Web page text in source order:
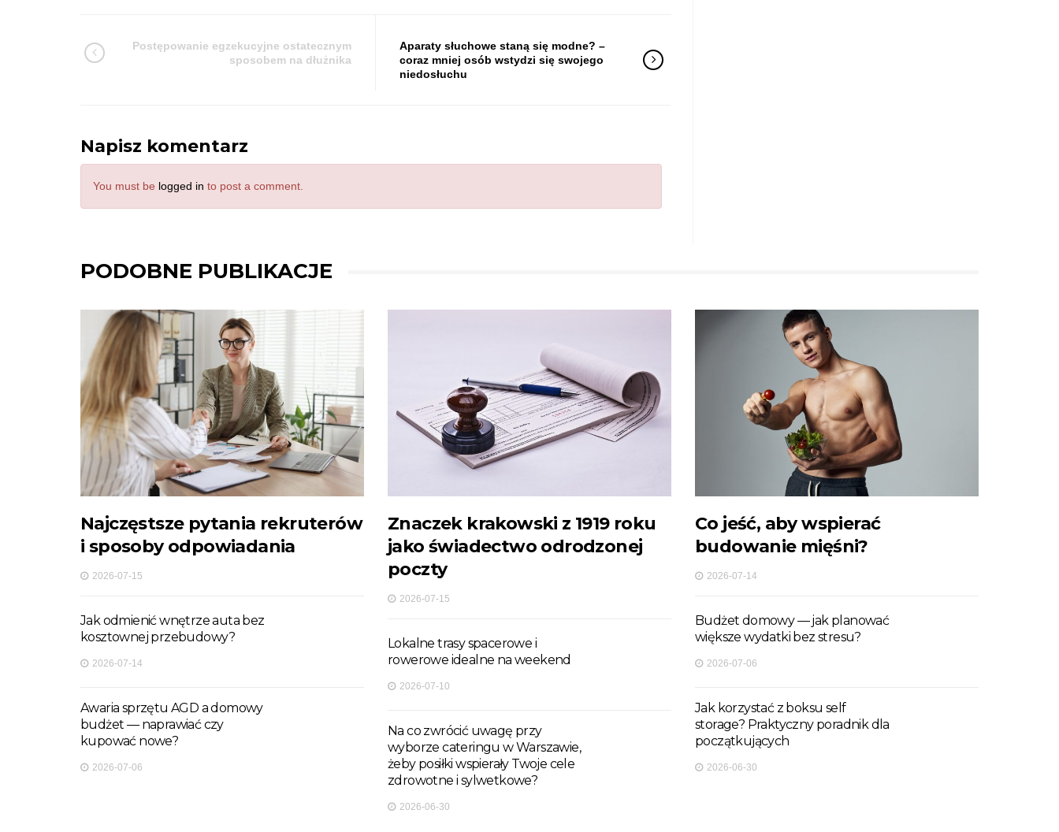
Postępowanie egzekucyjne ostatecznym
sposobem na dłużnika
Aparaty słuchowe staną się modne? –
coraz mniej osób wstydzi się swojego
niedosłuchu
Napisz komentarz
You must be logged in to post a comment.
PODOBNE PUBLIKACJE
Najczęstsze pytania rekruterów
i sposoby odpowiadania
2026-07-15
Jak odmienić wnętrze auta bez
kosztownej przebudowy?
2026-07-14
Awaria sprzętu AGD a domowy
budżet — naprawiać czy
kupować nowe?
2026-07-06
Znaczek krakowski z 1919 roku
jako świadectwo odrodzonej
poczty
2026-07-15
Lokalne trasy spacerowe i
rowerowe idealne na weekend
2026-07-10
Na co zwrócić uwagę przy
wyborze cateringu w Warszawie,
żeby posiłki wspierały Twoje cele
zdrowotne i sylwetkowe?
2026-06-30
Co jeść, aby wspierać
budowanie mięśni?
2026-07-14
Budżet domowy — jak planować
większe wydatki bez stresu?
2026-07-06
Jak korzystać z boksu self
storage? Praktyczny poradnik dla
początkujących
2026-06-30